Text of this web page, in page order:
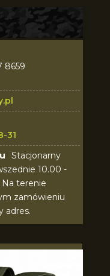
8659
31
Stacjonarny
10.00 -
terenie
zamówieniu
adres.